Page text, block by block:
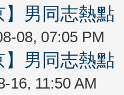
】男同志熱
08, 07:05 PM
】男同志熱
16, 11:50 AM